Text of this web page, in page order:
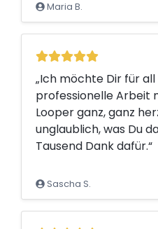
Maria B.
„Ich möchte Dir für
professionelle Arbeit
Looper ganz, ganz
unglaublich, was Du
Tausend Dank dafür.“
Sascha S.